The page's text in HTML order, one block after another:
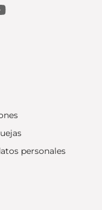
personales